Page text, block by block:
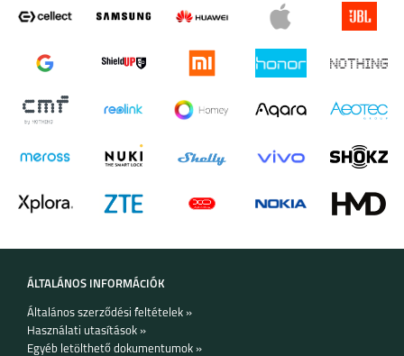
ÁLTALÁNOS INFORMÁCIÓK
Általános szerződési feltételek »
Használati utasítások »
Egyéb letölthető dokumentumok »